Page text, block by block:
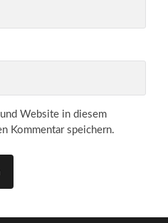
Website in diesem
Kommentar speichern.